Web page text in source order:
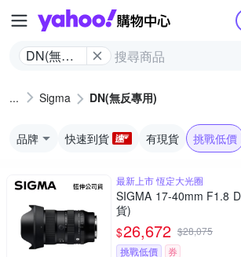
Yahoo購物
DN(無反
Sigma DN(無反專用)
品牌 快速到貨 有現貨 挑戰低價
最新上市 恆定大光圈
SIGMA 17-40mm F1.8
貨)
$26,672 $28,075
挑戰低價
券